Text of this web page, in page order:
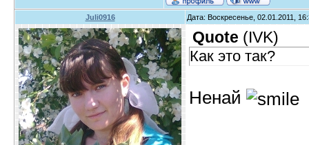
Juli0916 Дата: Воскресенье, 02.01.2011,
Quote (IVK)
Как это так?
Ненай